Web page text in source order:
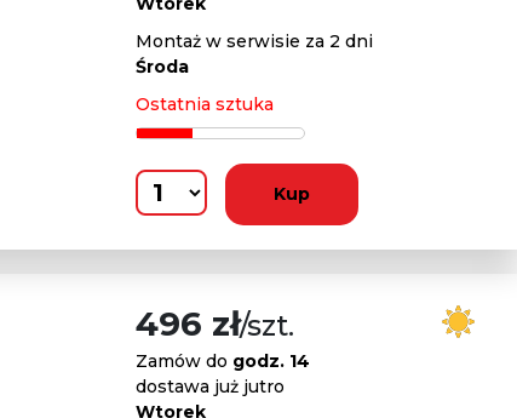
Montaż w serwisie za 2 dni
Środa
Ostatnia sztuka
Kup
496 zł/szt.
Zamów do godz. 14
dostawa już jutro
Wtorek